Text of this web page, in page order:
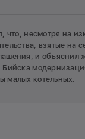
что, несмотря на
взятые на
и объяснил
Бийска
малых котельных.